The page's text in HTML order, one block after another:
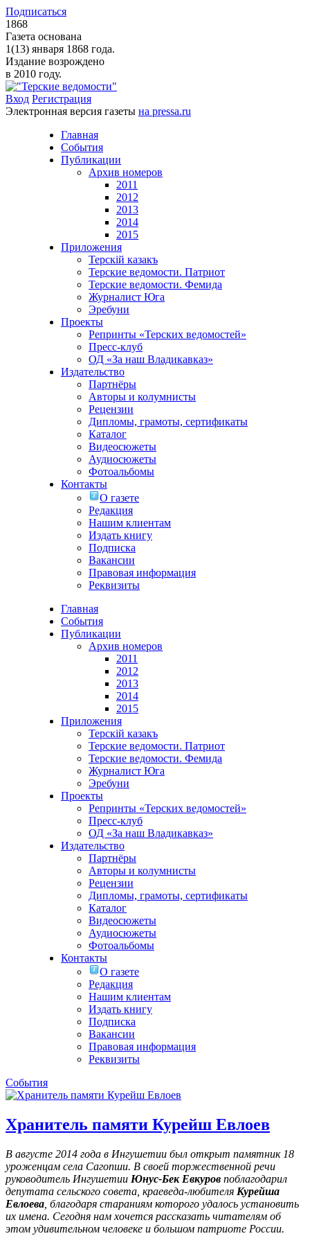
Подписаться
1868
Газета основана
1(13) января 1868 года.
Издание возрождено
в 2010 году.
Вход Регистрация
Электронная версия газеты на pressa.ru
Главная
События
Публикации
Архив номеров
2011
2012
2013
2014
2015
Приложения
Терскiй казакъ
Терские ведомости. Патриот
Терские ведомости. Фемида
Журналист Юга
Эребуни
Проекты
Репринты «Терских ведомостей»
Пресс-клуб
ОД «За наш Владикавказ»
Издательство
Партнёры
Авторы и колумнисты
Рецензии
Дипломы, грамоты, сертификаты
Каталог
Видеосюжеты
Аудиосюжеты
Фотоальбомы
Контакты
О газете
Редакция
Нашим клиентам
Издать книгу
Подписка
Вакансии
Правовая информация
Реквизиты
Главная
События
Публикации
Архив номеров
2011
2012
2013
2014
2015
Приложения
Терскiй казакъ
Терские ведомости. Патриот
Терские ведомости. Фемида
Журналист Юга
Эребуни
Проекты
Репринты «Терских ведомостей»
Пресс-клуб
ОД «За наш Владикавказ»
Издательство
Партнёры
Авторы и колумнисты
Рецензии
Дипломы, грамоты, сертификаты
Каталог
Видеосюжеты
Аудиосюжеты
Фотоальбомы
Контакты
О газете
Редакция
Нашим клиентам
Издать книгу
Подписка
Вакансии
Правовая информация
Реквизиты
События
Хранитель памяти Курейш Евлоев
В августе 2014 года в Ингушетии был открыт памятник 18
уроженцам села Сагопши. В своей торжественной речи
руководитель Ингушетии Юнус-Бек Евкуров поблагодарил
депутата сельского совета, краеведа-любителя Курейша
Евлоева , благодаря стараниям которого удалось установить
их имена. Сегодня нам хочется рассказать читателям об
этом удивительном человеке и большом патриоте России.